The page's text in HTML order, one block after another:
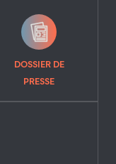
DOSSIER DE
PRESSE